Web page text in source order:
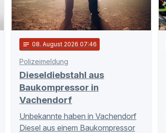
notes 08. August 2026 07:46
Polizeimeldung
Dieseldiebstahl aus
Baukompressor in
Vachendorf
Unbekannte haben in Vachendorf
Diesel aus einem Baukompressor